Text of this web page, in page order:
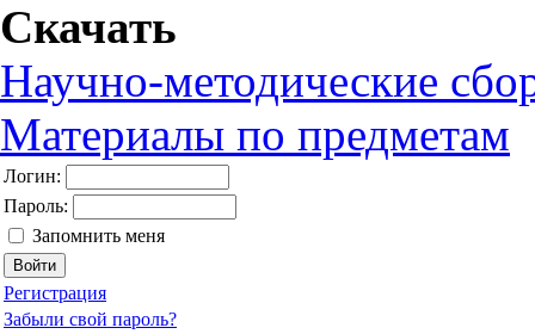
Скачать
Научно-методические
Материалы по предметам
Логин:
Пароль:
Запомнить меня
Регистрация
Забыли свой пароль?